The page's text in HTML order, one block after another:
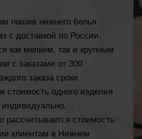
пошив нижнего белья
с доставкой по России.
как мелким, так и крупным
с заказами от 300
заказа сроки
стоимость одного изделия
рассчитывается стоимость
клиентам в Нижнем